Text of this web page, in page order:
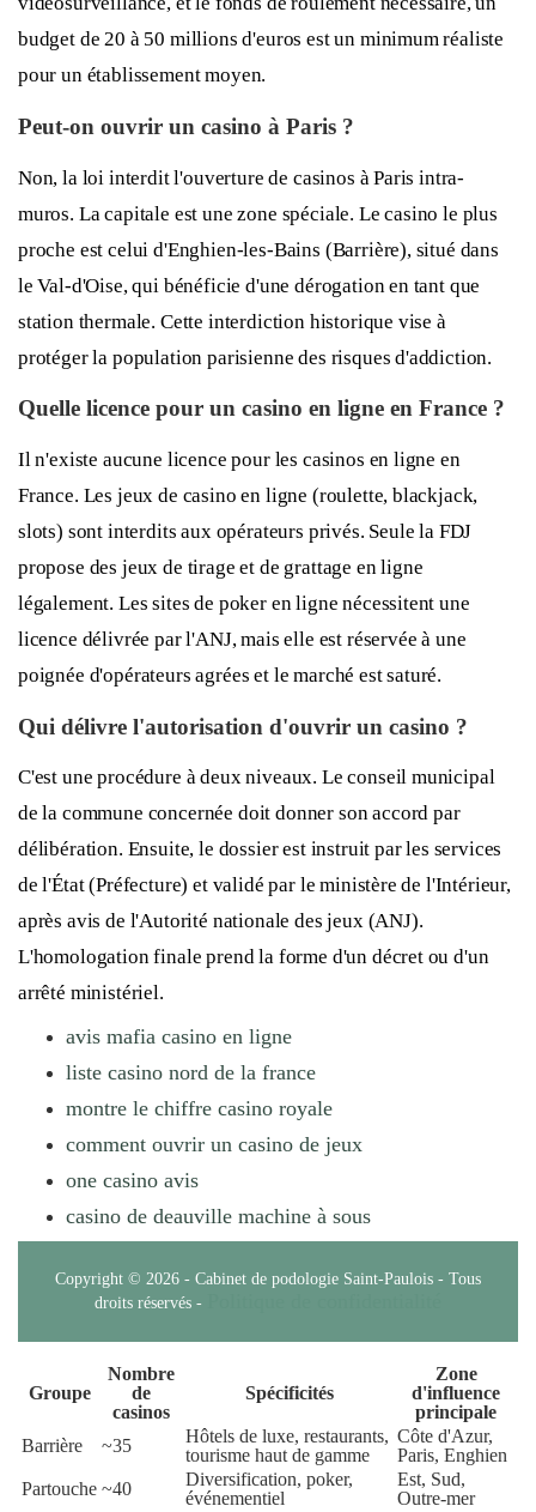
budget de 20 à 50 millions d'euros est un minimum réaliste
pour un établissement moyen.
Peut-on ouvrir un casino à Paris ?
Non, la loi interdit l'ouverture de casinos à Paris intra-
muros. La capitale est une zone spéciale. Le casino le plus
proche est celui d'Enghien-les-Bains (Barrière), situé dans
le Val-d'Oise, qui bénéficie d'une dérogation en tant que
station thermale. Cette interdiction historique vise à
protéger la population parisienne des risques d'addiction.
Quelle licence pour un casino en ligne en France ?
Il n'existe aucune licence pour les casinos en ligne en
France. Les jeux de casino en ligne (roulette, blackjack,
slots) sont interdits aux opérateurs privés. Seule la FDJ
propose des jeux de tirage et de grattage en ligne
légalement. Les sites de poker en ligne nécessitent une
licence délivrée par l'ANJ, mais elle est réservée à une
poignée d'opérateurs agrées et le marché est saturé.
Qui délivre l'autorisation d'ouvrir un casino ?
C'est une procédure à deux niveaux. Le conseil municipal
de la commune concernée doit donner son accord par
délibération. Ensuite, le dossier est instruit par les services
de l'État (Préfecture) et validé par le ministère de l'Intérieur,
après avis de l'Autorité nationale des jeux (ANJ).
L'homologation finale prend la forme d'un décret ou d'un
arrêté ministériel.
avis mafia casino en ligne
liste casino nord de la france
montre le chiffre casino royale
comment ouvrir un casino de jeux
one casino avis
casino de deauville machine à sous
Copyright © 2026 - Cabinet de podologie Saint-Paulois - Tous
droits réservés -
Groupe
Nombre
de
casinos
Spécificités
Zone
d'influence
principale
Barrière
~35
Hôtels de luxe, restaurants,
tourisme haut de gamme
Côte d'Azur,
Paris, Enghien
Partouche ~40
Diversification, poker,
événementiel
Est, Sud,
Outre-mer